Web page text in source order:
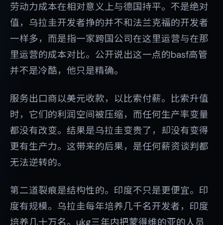
劳动力成本在相对意义上与德国持平。不是绝对
值，乌拉圭开发者挣的并不和法兰克福的开发者
一样多，而是指一家跨国公司在这里运营与在那
里运营的成本对比。公开说出这一点的basf高管
并不是冷酷，他只是精确。
服务出口商以美元收款，以比索付薪。比索升值
时，它们的利润空间被压缩，而任何生产率变量
都没有改变。结果是乌拉圭变贵了，却没有变得
更有生产力。这带来的后果，是任何薪资谈判都
无法逆转的。
第二道裂痕是结构性的。印度不只是更便宜。印
度有规模。乌拉圭每年培养几千名开发者，印度